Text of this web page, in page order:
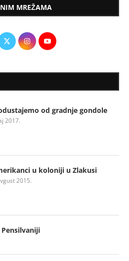
MREŽAMA
od gradnje gondole
2017.
u koloniji u Zlakusi
2015.